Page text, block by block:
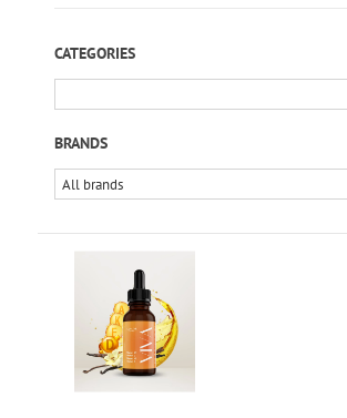
CATEGORIES
BRANDS